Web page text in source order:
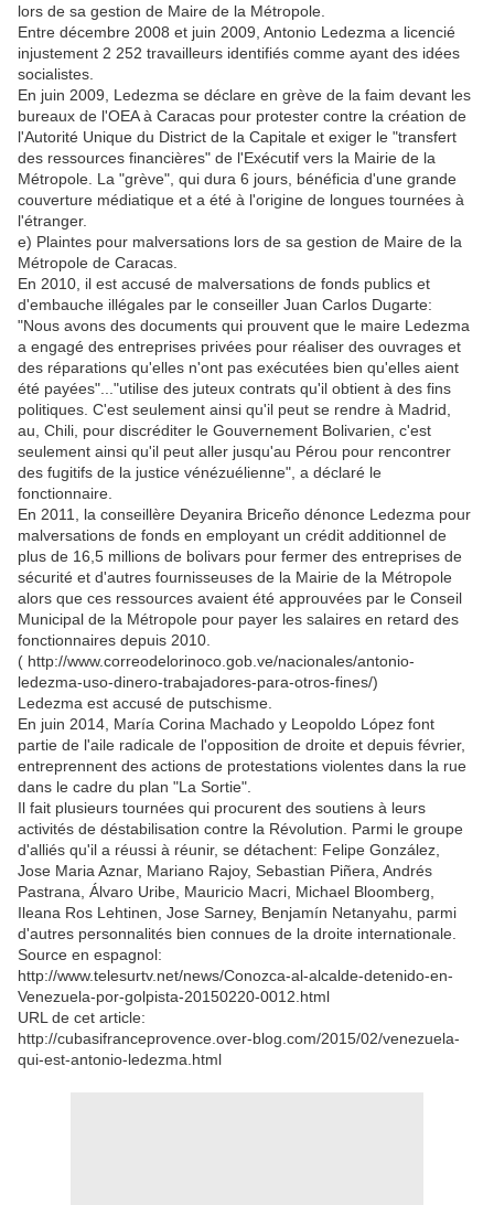
lors de sa gestion de Maire de la Métropole.
Entre décembre 2008 et juin 2009, Antonio Ledezma a licencié
injustement 2 252 travailleurs identifiés comme ayant des idées
socialistes.
En juin 2009, Ledezma se déclare en grève de la faim devant les
bureaux de l'OEA à Caracas pour protester contre la création de
l'Autorité Unique du District de la Capitale et exiger le "transfert
des ressources financières" de l'Exécutif vers la Mairie de la
Métropole. La "grève", qui dura 6 jours, bénéficia d'une grande
couverture médiatique et a été à l'origine de longues tournées à
l'étranger.
e) Plaintes pour malversations lors de sa gestion de Maire de la
Métropole de Caracas.
En 2010, il est accusé de malversations de fonds publics et
d'embauche illégales par le conseiller Juan Carlos Dugarte:
"Nous avons des documents qui prouvent que le maire Ledezma
a engagé des entreprises privées pour réaliser des ouvrages et
des réparations qu'elles n'ont pas exécutées bien qu'elles aient
été payées"..."utilise des juteux contrats qu'il obtient à des fins
politiques. C'est seulement ainsi qu'il peut se rendre à Madrid,
au, Chili, pour discréditer le Gouvernement Bolivarien, c'est
seulement ainsi qu'il peut aller jusqu'au Pérou pour rencontrer
des fugitifs de la justice vénézuélienne", a déclaré le
fonctionnaire.
En 2011, la conseillère Deyanira Briceño dénonce Ledezma pour
malversations de fonds en employant un crédit additionnel de
plus de 16,5 millions de bolivars pour fermer des entreprises de
sécurité et d'autres fournisseuses de la Mairie de la Métropole
alors que ces ressources avaient été approuvées par le Conseil
Municipal de la Métropole pour payer les salaires en retard des
fonctionnaires depuis 2010.
( http://www.correodelorinoco.gob.ve/nacionales/antonio-
ledezma-uso-dinero-trabajadores-para-otros-fines/)
Ledezma est accusé de putschisme.
En juin 2014, María Corina Machado y Leopoldo López font
partie de l'aile radicale de l'opposition de droite et depuis février,
entreprennent des actions de protestations violentes dans la rue
dans le cadre du plan "La Sortie".
Il fait plusieurs tournées qui procurent des soutiens à leurs
activités de déstabilisation contre la Révolution. Parmi le groupe
d'alliés qu'il a réussi à réunir, se détachent: Felipe González,
Jose Maria Aznar, Mariano Rajoy, Sebastian Piñera, Andrés
Pastrana, Álvaro Uribe, Mauricio Macri, Michael Bloomberg,
Ileana Ros Lehtinen, Jose Sarney, Benjamín Netanyahu, parmi
d'autres personnalités bien connues de la droite internationale.
Source en espagnol:
http://www.telesurtv.net/news/Conozca-al-alcalde-detenido-en-
Venezuela-por-golpista-20150220-0012.html
URL de cet article:
http://cubasifranceprovence.over-blog.com/2015/02/venezuela-
qui-est-antonio-ledezma.html